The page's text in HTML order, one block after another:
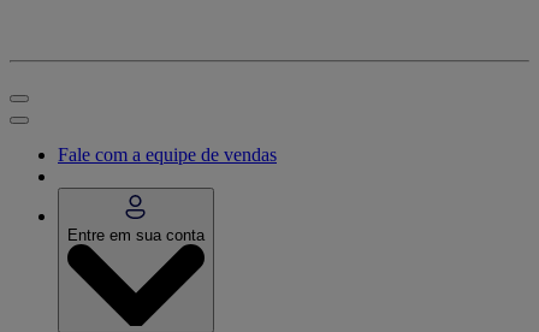
Fale com a equipe de vendas
Entre em sua conta